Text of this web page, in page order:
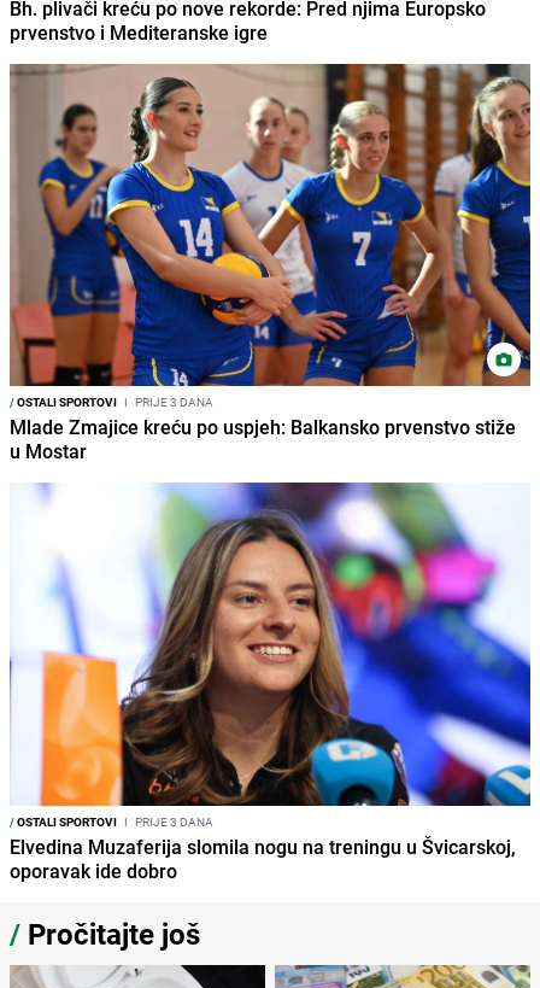
Bh. plivači kreću po nove rekorde: Pred njima Europsko
prvenstvo i Mediteranske igre
/OSTALI SPORTOVI I PRIJE 3 DANA
Mlade Zmajice kreću po uspjeh: Balkansko prvenstvo stiže
u Mostar
/OSTALI SPORTOVI I PRIJE 3 DANA
Elvedina Muzaferija slomila nogu na treningu u Švicarskoj,
oporavak ide dobro
/ Pročitajte još